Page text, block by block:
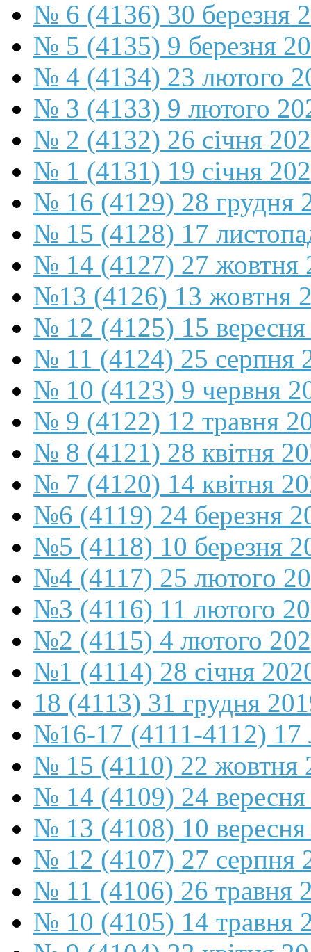
№ 6 (4136) 30 березня
№ 5 (4135) 9 березня
№ 4 (4134) 23 лютого
№ 3 (4133) 9 лютого
№ 2 (4132) 26 січня
№ 1 (4131) 19 січня
№ 16 (4129) 28 грудня
№ 15 (4128) 17
№ 14 (4127) 27 жовтня
№13 (4126) 13 жовтня
№ 12 (4125) 15
№ 11 (4124) 25 серпня
№ 10 (4123) 9 червня
№ 9 (4122) 12 травня
№ 8 (4121) 28 квітня
№ 7 (4120) 14 квітня
№6 (4119) 24 березня
№5 (4118) 10 березня
№4 (4117) 25 лютого
№3 (4116) 11 лютого
№2 (4115) 4 лютого
№1 (4114) 28 січня
18 (4113) 31 грудня
№16-17 (4111-4112) 17
№ 15 (4110) 22 жовтня
№ 14 (4109) 24
№ 13 (4108) 10
№ 12 (4107) 27 серпня
№ 11 (4106) 26 травня
№ 10 (4105) 14 травня